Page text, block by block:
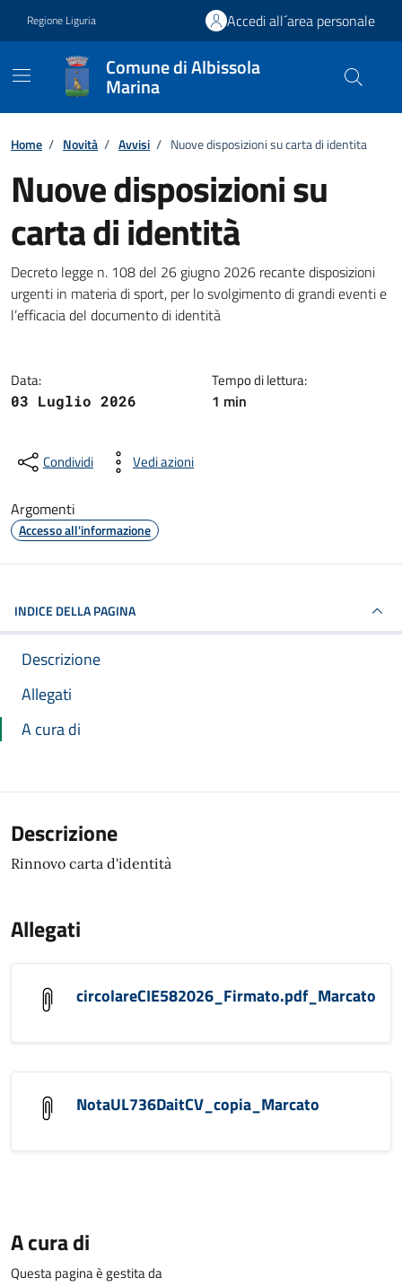
Regione Liguria Accedi all´area personale
Comune di Albissola
Marina
Home / Novità / Avvisi / Nuove disposizioni su carta di identita
Nuove disposizioni su
carta di identità
Dettagli della notizia
Decreto legge n. 108 del 26 giugno 2026 recante disposizioni
urgenti in materia di sport, per lo svolgimento di grandi eventi e
l’efficacia del documento di identità
Data:
03 Luglio 2026
Tempo di lettura:
1 min
Condividi Vedi azioni
Argomenti
Accesso all'informazione
INDICE DELLA PAGINA
Descrizione
Allegati
A cura di
Descrizione
Rinnovo carta d'identità
Allegati
circolareCIE582026_Firmato.pdf_Marcato
NotaUL736DaitCV_copia_Marcato
A cura di
Questa pagina è gestita da